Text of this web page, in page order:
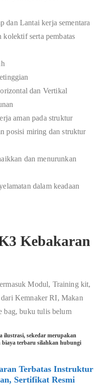
dan Lantai kerja sementara
kolektif serta pembatas
dan Vertikal
aman pada struktur
posisi miring dan struktur
dan menurunkan
dalam keadaan
Kebakaran
Modul, Training kit,
Kemnaker RI, Makan
bag, buku tulis belum
sekedar merupakan
terbaru silahkan hubungi
Terbatas Instruktur
Sertifikat Resmi